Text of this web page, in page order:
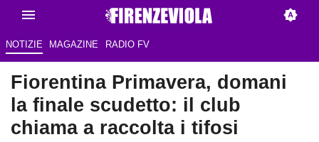
NOTIZIE MAGAZINE RADIO FV
Fiorentina Primavera, domani
la finale scudetto: il club
chiama a raccolta i tifosi